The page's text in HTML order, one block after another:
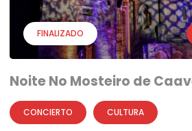
FINALIZADO
Noite No Mosteiro de
CONCIERTO CULTURA